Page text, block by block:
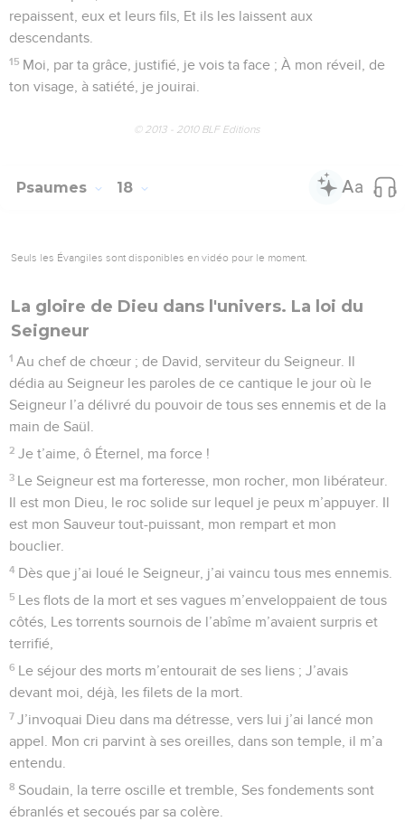
5 Mes pas sont fermes dans tes sentiers, Je suis tes traces
sans chanceler.
Dieu, je t’appelle car tu m’entends. Prête l’oreille, écoute-
moi !
Fais resplendir l’immensité de ta bonté. Toi qui délivres des
Veille sur moi comme tu veilles sur la prunelle de tes deux
yeux, Et, sous tes ailes, abrite-moi
11
Ils me poursuivent ; à chaque pas, ils se rapprochent et les
voilà : Leurs yeux me fixent car ils voudraient me terrasser.
12 Ils sont semblables à un lion, la gueule ouverte, prêt à
tuer. Ou à des fauves en embuscade dans leur fourré.
13
Oh ! Viens, Seigneur, affronte-les ! Courbe leur nuque, et,
méchants !
14 Par ta puissance, ô, mon Seigneur, protège-moi contre ces
hommes ! Ils sont esclaves de cette vie, les joies du monde,
voilà leur part, Car tu les combles de tous tes biens. Ils s’en
repaissent, eux et leurs fils, Et ils les laissent aux
descendants.
15 Moi, par ta grâce, justifié, je vois ta face ; À mon réveil, de
ton visage, à satiété, je jouirai.
© 2013 - 2010 BLF Editions
Psaumes 18
Seuls les Évangiles sont disponibles en vidéo pour le moment.